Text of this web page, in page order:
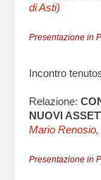
di Asti)
Presentazione in
Incontro
Relazione:
NUOVI
Mario
Presentazione in